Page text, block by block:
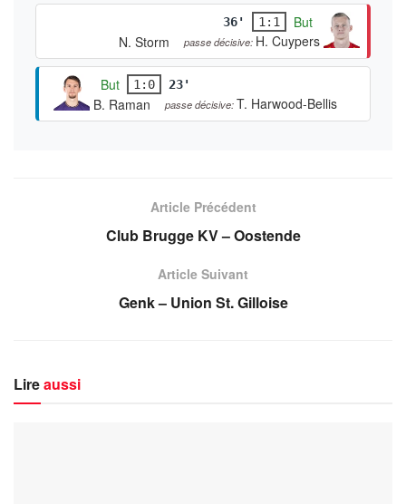
36' 1:1
But
N. Storm
passe décisive: H. Cuypers
But 1:0 23'
B. Raman passe décisive:T. Harwood-Bellis
Article Précédent
Club Brugge KV – Oostende
Article Suivant
Genk – Union St. Gilloise
Lireaussi